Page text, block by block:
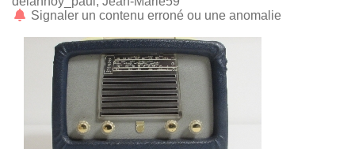
Signaler un contenu erroné ou une anomalie